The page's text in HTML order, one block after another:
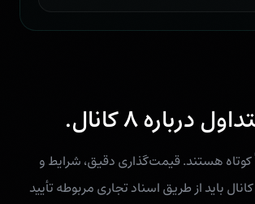
درباره ۸ کانال.
هستند. قیمت‌گذاری دقیق، شرایط و
باید از طریق اسناد تجاری مربوطه تأیید